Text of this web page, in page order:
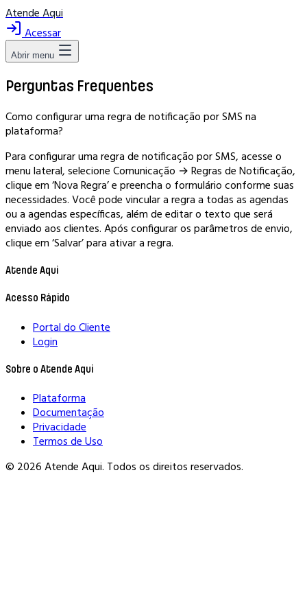
Atende Aqui
Acessar
Abrir menu
Perguntas Frequentes
Como configurar uma regra de notificação por SMS na
plataforma?
Para configurar uma regra de notificação por SMS, acesse o
menu lateral, selecione Comunicação → Regras de Notificação,
clique em ‘Nova Regra’ e preencha o formulário conforme suas
necessidades. Você pode vincular a regra a todas as agendas
ou a agendas específicas, além de editar o texto que será
enviado aos clientes. Após configurar os parâmetros de envio,
clique em ‘Salvar’ para ativar a regra.
Atende Aqui
Acesso Rápido
Portal do Cliente
Login
Sobre o Atende Aqui
Plataforma
Documentação
Privacidade
Termos de Uso
© 2026 Atende Aqui. Todos os direitos reservados.